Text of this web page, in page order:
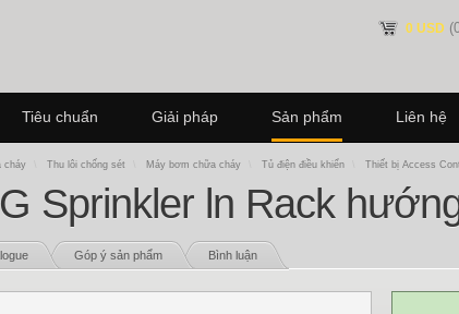
0 USD
Tiêu chuẩn Giải pháp Sản phẩm Liên hệ
cháy Thu lôi chống sét Máy bơm chữa cháy Tủ điện điều khiển Thiết bị Access
Sprinkler ln Rack
Góp ý sản phẩm Bình luận